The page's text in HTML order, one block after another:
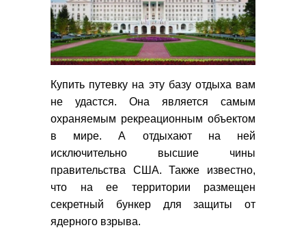
Купить путевку на эту базу отдыха вам
не удастся. Она является самым
охраняемым рекреационным объектом
в мире. А отдыхают на ней
исключительно высшие чины
правительства США. Также известно,
что на ее территории размещен
секретный бункер для защиты от
ядерного взрыва.